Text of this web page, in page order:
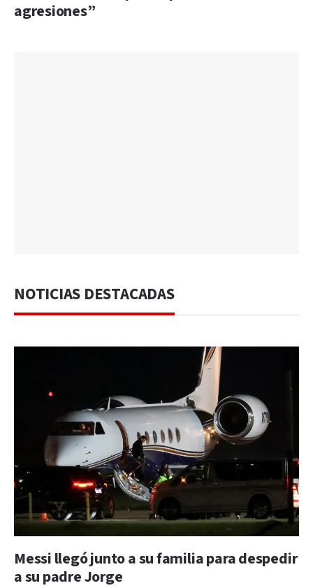
agresiones”
NOTICIAS DESTACADAS
Messi llegó junto a su familia para despedir
a su padre Jorge